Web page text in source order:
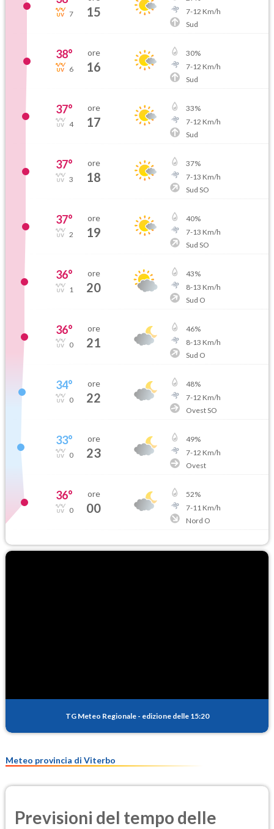
7 15
7-12 Km/h
Sud
38°
6
ore
16
30%
7-12 Km/h
Sud
37°
4
ore
17
33%
7-12 Km/h
Sud
37°
3
ore
18
37%
7-13 Km/h
Sud SO
37°
2
ore
19
40%
7-13 Km/h
Sud SO
36°
1
ore
20
43%
8-13 Km/h
Sud O
36°
0
ore
21
46%
8-13 Km/h
Sud O
34°
0
ore
22
48%
7-12 Km/h
Ovest SO
33°
0
ore
23
49%
7-12 Km/h
Ovest
36°
0
ore
00
52%
7-11 Km/h
Nord O
TG Meteo Regionale - edizione delle 15:20
Meteo provincia di Viterbo
Previsioni del tempo delle